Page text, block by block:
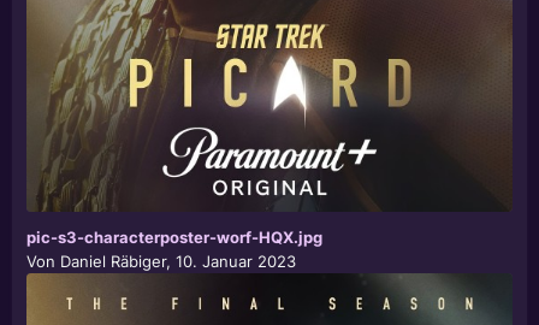
pic-s3-characterposter-worf-HQX.jpg
Von Daniel Räbiger, 10. Januar 2023